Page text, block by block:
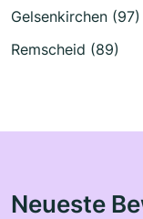
Gelsenkirchen (97)
Remscheid (89)
Neueste